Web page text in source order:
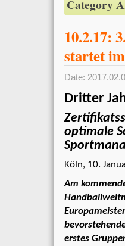
Category
10.2.17:
startet
Date:
Dritter
optimale
Köln, 10.
Am
erstes